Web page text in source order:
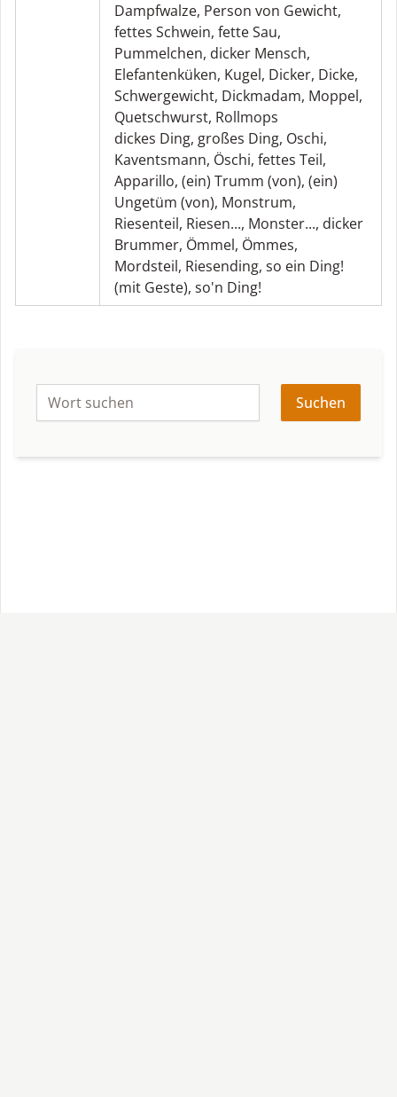
Dampfwalze, Person von Gewicht,
fettes Schwein, fette Sau,
Pummelchen, dicker Mensch,
Elefantenküken, Kugel, Dicker, Dicke,
Schwergewicht, Dickmadam, Moppel,
Quetschwurst, Rollmops
dickes Ding, großes Ding, Oschi,
Kaventsmann, Öschi, fettes Teil,
Apparillo, (ein) Trumm (von), (ein)
Ungetüm (von), Monstrum,
Riesenteil, Riesen..., Monster..., dicker
Brummer, Ömmel, Ömmes,
Mordsteil, Riesending, so ein Ding!
(mit Geste), so'n Ding!
Suchen